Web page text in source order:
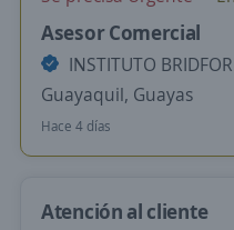
Asesor Comercial
INSTITUTO
Guayaquil, Guayas
Hace 4 días
Atención al cliente